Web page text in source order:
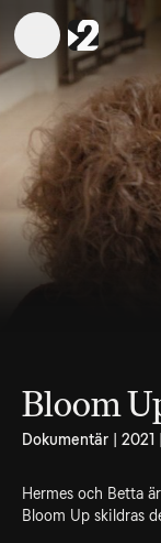
Bloom
Dokumentär | 2021
Hermes och Betta
Bloom Up skildras